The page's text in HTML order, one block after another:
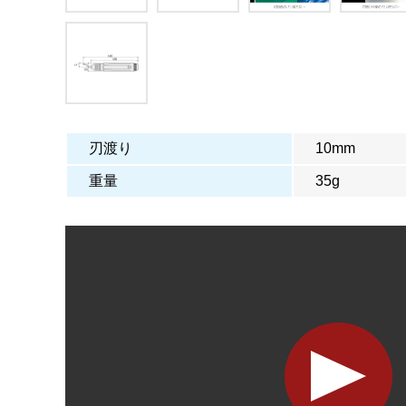
刃渡り 10mm
重量 35g